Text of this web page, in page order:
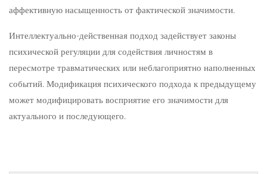
аффективную насыщенность от фактической значимости.
Интеллектуально-действенная подход задействует законы
психической регуляции для содействия личностям в
пересмотре травматических или неблагоприятно наполненных
событий. Модификация психического подхода к предыдущему
может модифицировать восприятие его значимости для
актуального и последующего.